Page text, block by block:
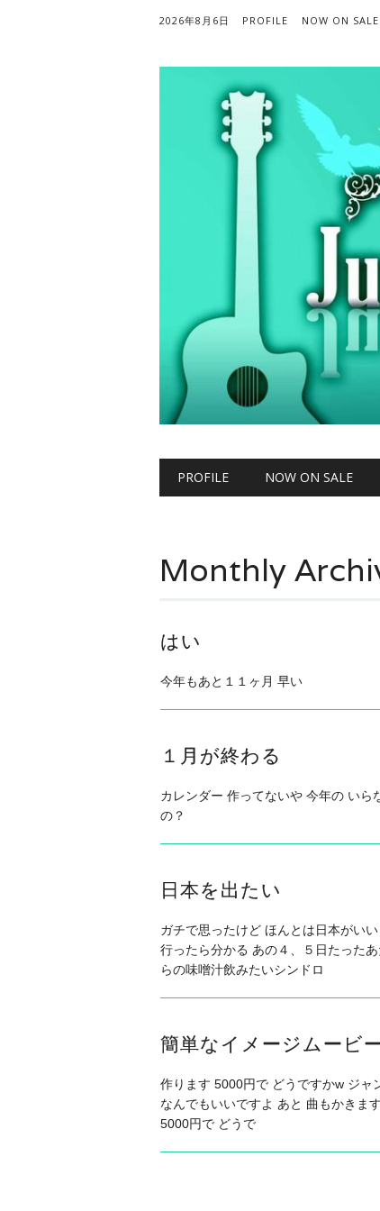
2026年8月6日 PROFILE NOW ON SALE
Main menu
PROFILE NOW ON SALE
Monthly
はい
今年もあと１１ヶ月 早い
１月が終わる
カレンダー 作ってないや 今年の いら
の？
日本を出たい
ガチで思ったけど ほんとは日本がいい
行ったら分かる あの４、５日たった
らの味噌汁飲みたいシンドロ
簡単なイメージムービ
作ります 5000円で どうですかw ジャ
なんでもいいですよ あと 曲もかきま
5000円で どうで